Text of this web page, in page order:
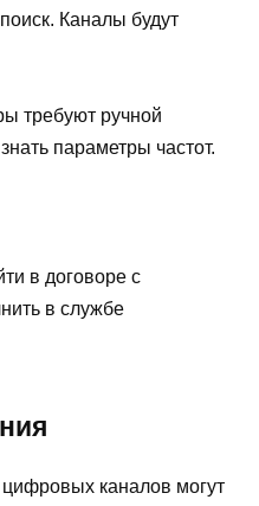
Каналы будут
требуют ручной
параметры частот.
в договоре с
в службе
каналов могут